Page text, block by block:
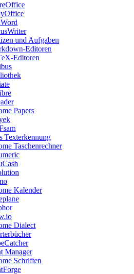
und Aufgaben
Editoren
Editoren
Papers
Texterkennung
Taschenrechner
Kalender
Dialect
Manager
Schriften